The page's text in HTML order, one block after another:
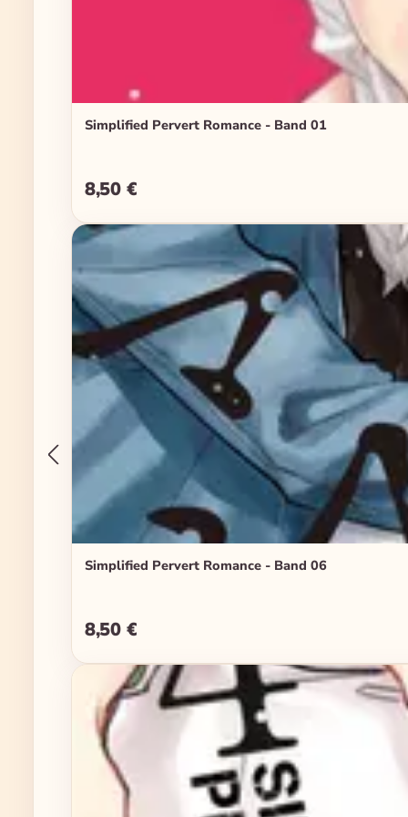
Simplified Pervert Romance - Band 01
Regulärer Preis:
8,50 €
Simplified Pervert Romance - Band 06
Regulärer Preis:
8,50 €